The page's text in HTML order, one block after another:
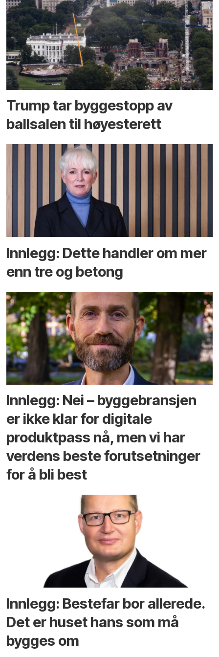
Trump tar byggestopp av
ballsalen til høyesterett
Innlegg: Dette handler om mer
enn tre og betong
Innlegg: Nei – byggebransjen
er ikke klar for digitale
produktpass nå, men vi har
verdens beste forutsetninger
for å bli best
Innlegg: Bestefar bor allerede.
Det er huset hans som må
bygges om